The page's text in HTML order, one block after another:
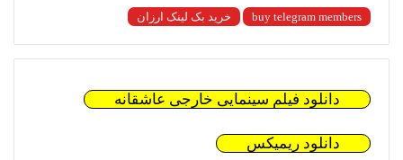
buy telegram members خرید بک لینک ارزان
دانلود فیلم سینمایی خارجی عاشقانه
دانلود ریمیکس